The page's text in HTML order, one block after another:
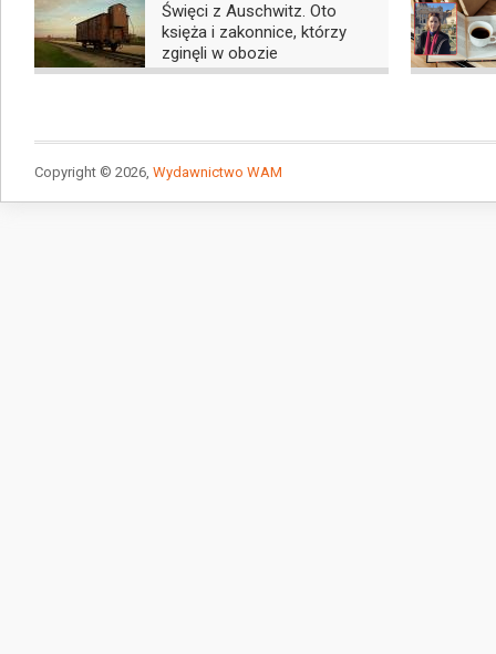
Święci z Auschwitz. Oto
księża i zakonnice, którzy
zginęli w obozie
Copyright © 2026, Wydawnictwo WAM